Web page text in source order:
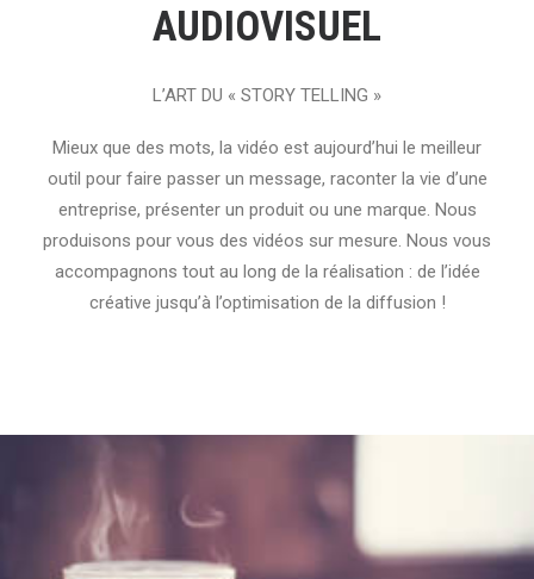
AUDIOVISUEL
L’ART DU « STORY TELLING »
Mieux que des mots, la vidéo est aujourd’hui le meilleur
outil pour faire passer un message, raconter la vie d’une
entreprise, présenter un produit ou une marque. Nous
produisons pour vous des vidéos sur mesure. Nous vous
accompagnons tout au long de la réalisation : de l’idée
créative jusqu’à l’optimisation de la diffusion !